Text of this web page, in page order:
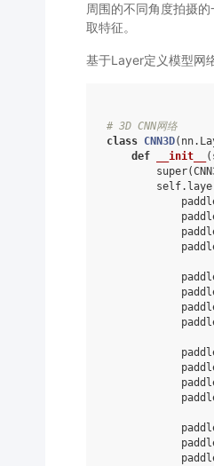
周围的不同角度拍摄
取特征。
基于Layer定义模型网
# 3D CNN网络
class CNN3D( nn.
def
__init__ (
super(
self.